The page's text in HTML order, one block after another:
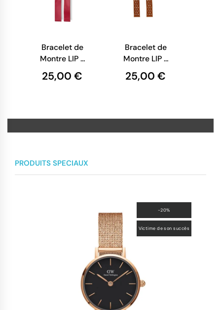
Bracelet de
Montre LIP -
Cuir Rouge
Pailleté - 14
25,00 €
Bracelet de
Montre LIP -
Cuir Orange
Perforé - 14
25,00 €
PRODUITS SPECIAUX
-20%
Victime de son succès